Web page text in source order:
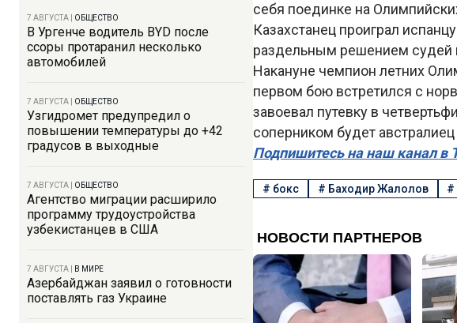
7 АВГУСТА ОБЩЕСТВО
В Ургенче водитель BYD после
ссоры протаранил несколько
автомобилей
7 АВГУСТА ОБЩЕСТВО
Узгидромет предупредил о
повышении температуры до +42
градусов в выходные
7 АВГУСТА ОБЩЕСТВО
Агентство миграции расширило
программу трудоустройства
узбекистанцев в США
7 АВГУСТА В МИРЕ
Азербайджан заявил о готовности
поставлять газ Украине
себя поединке на
Казахстанец проиграл
раздельным решением судей
Накануне чемпион летних
первом бою встретился с
завоевал путевку в
соперником будет
Подпишитесь на наш канал в
# бокс # Баходир Жалолов #